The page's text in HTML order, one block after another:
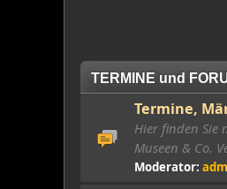
TERMINE und
Termine,
Hier finden Sie
Museen & Co.
Moderator: